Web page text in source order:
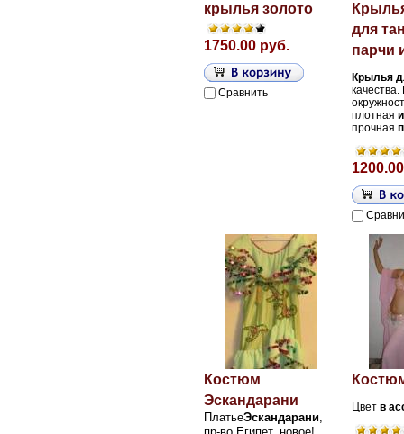
крылья золото
1750.00 руб.
Сравнить
для
парчи
Крылья
плотная и
прочная
Костюм
Эскандарани
ПлатьеЭскандарани,
Цвет в